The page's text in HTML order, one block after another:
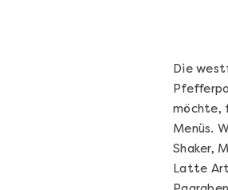
Die
möchte,
Menüs.
Shaker,
Latte